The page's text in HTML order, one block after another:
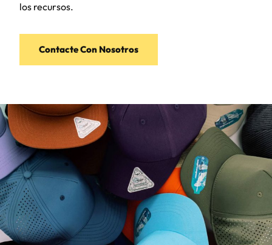
los recursos.
Contacte Con Nosotros